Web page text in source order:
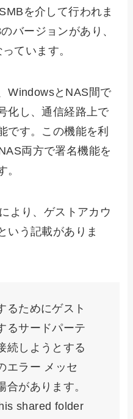
を介して行われま
バージョンがあり、
ています。
WindowsとNAS間で
化し、通信経路上で
です。この機能を利
両方で署名機能を
。
より、ゲストアカウ
いう記載がありま
るためにゲスト
るサードパーテ
続しようとする
エラー メッセ
合があります。
shared folder